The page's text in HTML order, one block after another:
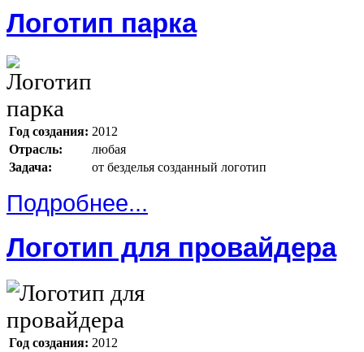
Логотип парка
Год создания: 2012
Отрасль:
любая
Задача:
от безделья созданный логотип
Подробнее...
Логотип для провайдера
Год создания: 2012